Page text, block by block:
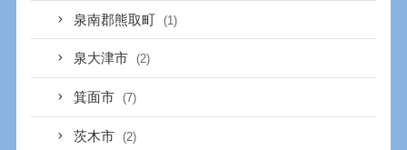
泉南郡熊取町 (1)
泉大津市 (2)
箕面市 (7)
茨木市 (2)